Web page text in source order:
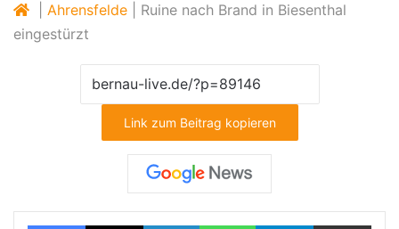
Ahrensfelde
Ruine nach Brand in Biesenthal
eingestürzt
Link zum Beitrag kopieren
FacebookX LinkedInWhatsAppTelegramTeilen via E-Mail